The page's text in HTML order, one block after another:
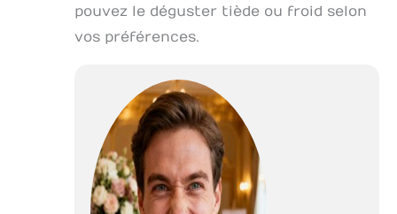
pouvez le déguster tiède ou froid selon
vos préférences.